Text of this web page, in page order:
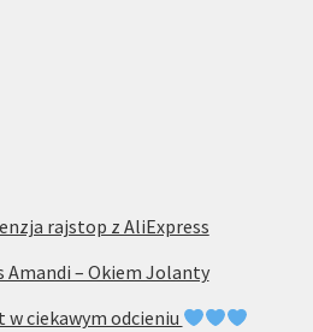
rajstop z AliExpress
Amandi – Okiem Jolanty
ciekawym odcieniu